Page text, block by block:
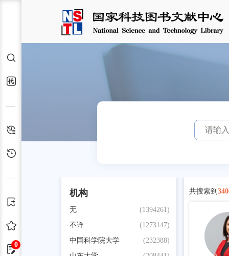
0
机构
(1394261)
无
(1273147)
不详
(232388)
中国科学院大学
共搜索到